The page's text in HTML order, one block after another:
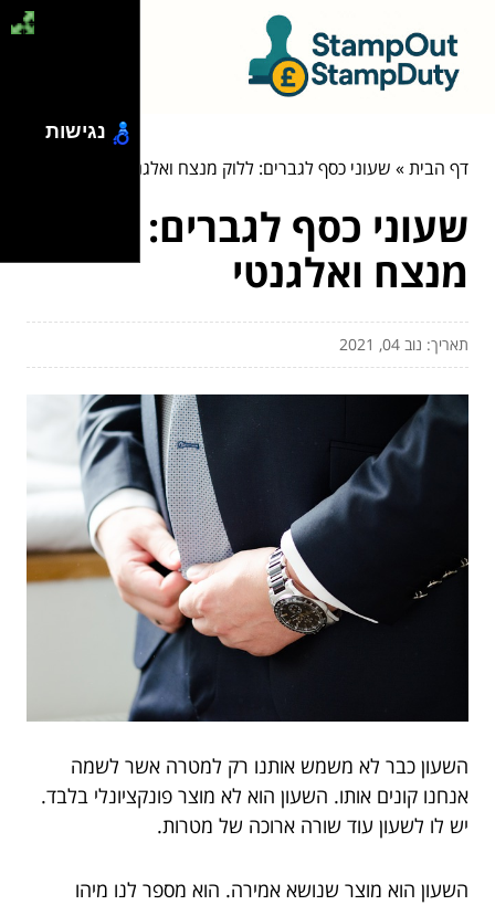
דף הבית» שעוני כסף לגברים: ללוק מנצח ואלגנטי
שעוני כסף לגברים: ללוק
מנצח ואלגנטי
תאריך: נוב 04, 2021
השעון כבר לא משמש אותנו רק למטרה אשר לשמה
אנחנו קונים אותו. השעון הוא לא מוצר פונקציונלי בלבד.
יש לו לשעון עוד שורה ארוכה של מטרות.
השעון הוא מוצר שנושא אמירה. הוא מספר לנו מיהו
נגישות